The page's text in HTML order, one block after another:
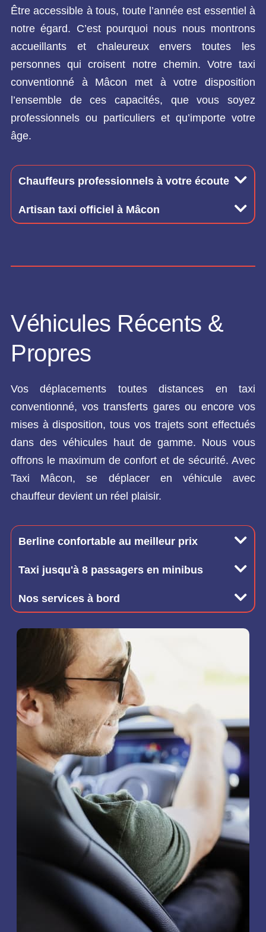
Être accessible à tous, toute l’année est essentiel à
notre égard. C’est pourquoi nous nous montrons
accueillants et chaleureux envers toutes les
personnes qui croisent notre chemin. Votre taxi
conventionné à Mâcon met à votre disposition
l’ensemble de ces capacités, que vous soyez
professionnels ou particuliers et qu’importe votre
âge.
Chauffeurs professionnels à votre écoute
Artisan taxi officiel à Mâcon
Véhicules Récents &
Propres
Vos déplacements toutes distances en taxi
conventionné, vos transferts gares ou encore vos
mises à disposition, tous vos trajets sont effectués
dans des véhicules haut de gamme. Nous vous
offrons le maximum de confort et de sécurité. Avec
Taxi Mâcon, se déplacer en véhicule avec
chauffeur devient un réel plaisir.
Berline confortable au meilleur prix
Taxi jusqu'à 8 passagers en minibus
Nos services à bord